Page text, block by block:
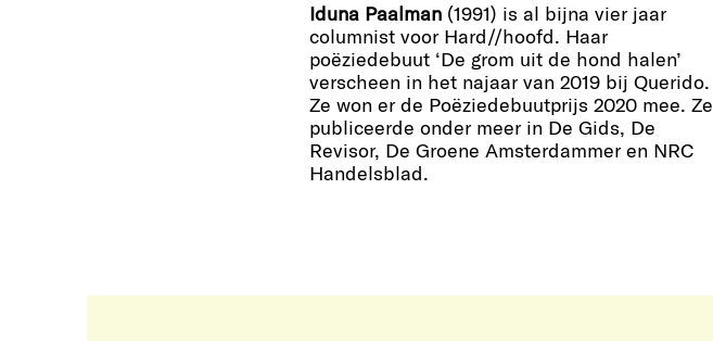
Iduna Paalman(1991) is al bijna vier jaar
columnist voor Hard//hoofd. Haar
poëziedebuut ‘De grom uit de hond halen’
verscheen in het najaar van 2019 bij Querido.
Ze won er de Poëziedebuutprijs 2020 mee. Ze
publiceerde onder meer in De Gids, De
Revisor, De Groene Amsterdammer en NRC
Handelsblad.